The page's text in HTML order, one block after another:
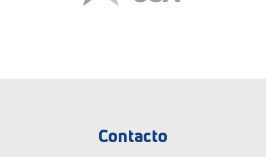
Contacto